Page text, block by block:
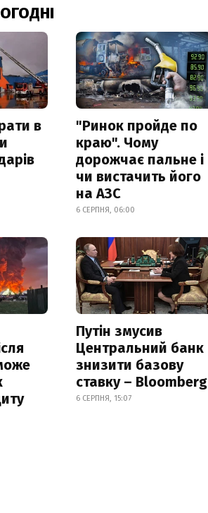
в
"Ринок пройде по
краю". Чому
дорожчає пальне і
чи вистачить його
на АЗС
6 СЕРПНЯ, 06:00
Путін змусив
Центральний банк
знизити базову
ставку – Bloomberg
6 СЕРПНЯ, 15:07